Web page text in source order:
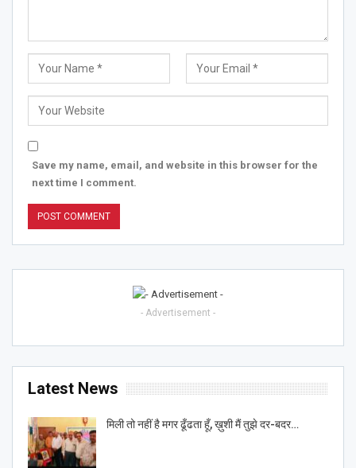
Save my name, email, and website in this browser for the
next time I comment.
- Advertisement -
Latest News
मिली तो नहीं है मगर ढूँढता हूँ, ख़ुशी मैं तुझे दर-बदर…